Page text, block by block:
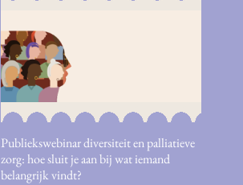
Publiekswebinar diversiteit en palliatieve
zorg: hoe sluit je aan bij wat iemand
belangrijk vindt?